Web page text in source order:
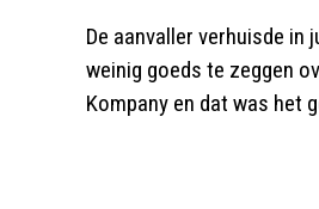
De aanvaller verhuisde
weinig goeds te zeggen
Kompany en dat was het